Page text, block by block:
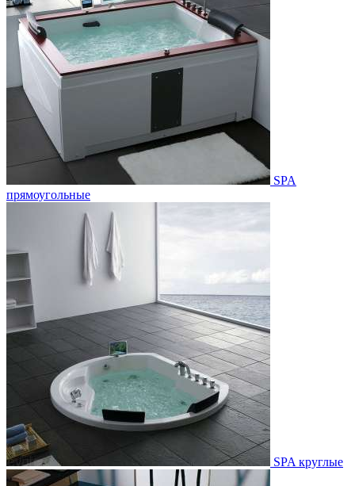
SPA
прямоугольные
SPA круглые